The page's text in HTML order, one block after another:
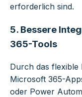
erforderlich sind.
5. Bessere
365-Tools
Durch das
Microsoft 365-
oder Power